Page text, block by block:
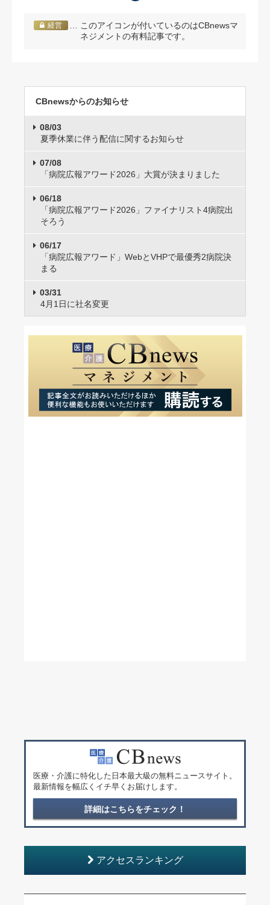
経営
… このアイコンが付いているのはCBnewsマ
ネジメントの有料記事です。
CBnewsからのお知らせ
08/03
夏季休業に伴う配信に関するお知らせ
07/08
「病院広報アワード2026」大賞が決まりました
06/18
「病院広報アワード2026」ファイナリスト4病院出
そろう
06/17
「病院広報アワード」WebとVHPで最優秀2病院決
まる
03/31
4月1日に社名変更
医療・介護に特化した日本最大級の無料ニュースサイト。
最新情報を幅広くイチ早くお届けします。
詳細はこちらをチェック！
アクセスランキング